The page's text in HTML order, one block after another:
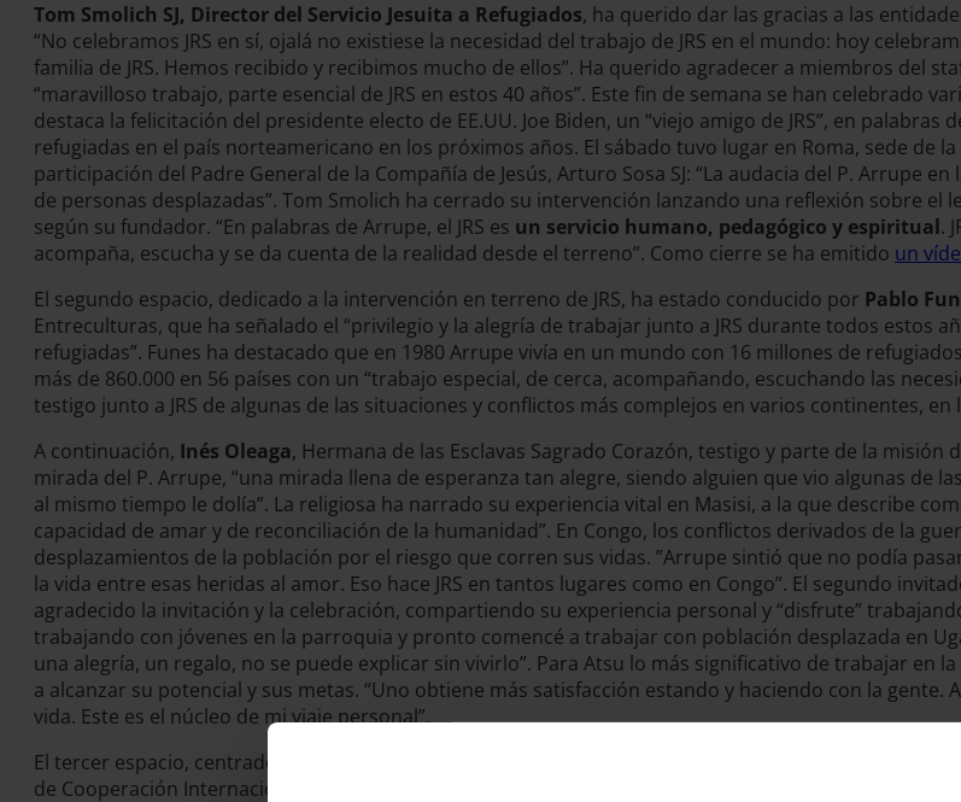
Tom Smolich SJ, Director del Servicio Jesuita a Refugiados, ha querido dar las gracias a las
“No celebramos JRS en sí, ojalá no existiese la necesidad del trabajo de JRS en el mundo: hoy
familia de JRS. Hemos recibido y recibimos mucho de ellos”. Ha querido agradecer a miembros del
“maravilloso trabajo, parte esencial de JRS en estos 40 años”. Este fin de semana se han celebrado
destaca la felicitación del presidente electo de EE.UU. Joe Biden, un “viejo amigo de JRS”, en
refugiadas en el país norteamericano en los próximos años. El sábado tuvo lugar en Roma, sede de
participación del Padre General de la Compañía de Jesús, Arturo Sosa SJ: “La audacia del P. Arrupe
de personas desplazadas”. Tom Smolich ha cerrado su intervención lanzando una reflexión sobre el
según su fundador. “En palabras de Arrupe, el JRS es un servicio humano, pedagógico y espiritual.
acompaña, escucha y se da cuenta de la realidad desde el terreno”. Como cierre se ha emitido un
El segundo espacio, dedicado a la intervención en terreno de JRS, ha estado conducido por Pablo
Entreculturas, que ha señalado el “privilegio y la alegría de trabajar junto a JRS durante todos estos
refugiadas”. Funes ha destacado que en 1980 Arrupe vivía en un mundo con 16 millones de
más de 860.000 en 56 países con un “trabajo especial, de cerca, acompañando, escuchando las
testigo junto a JRS de algunas de las situaciones y conflictos más complejos en varios continentes,
A continuación, Inés Oleaga, Hermana de las Esclavas Sagrado Corazón, testigo y parte de la
mirada del P. Arrupe, “una mirada llena de esperanza tan alegre, siendo alguien que vio algunas de
al mismo tiempo le dolía”. La religiosa ha narrado su experiencia vital en Masisi, a la que describe
capacidad de amar y de reconciliación de la humanidad”. En Congo, los conflictos derivados de la
desplazamientos de la población por el riesgo que corren sus vidas. ”Arrupe sintió que no podía
la vida entre esas heridas al amor. Eso hace JRS en tantos lugares como en Congo”. El segundo
agradecido la invitación y la celebración, compartiendo su experiencia personal y “disfrute”
trabajando con jóvenes en la parroquia y pronto comencé a trabajar con población desplazada en
una alegría, un regalo, no se puede explicar sin vivirlo”. Para Atsu lo más significativo de trabajar en
a alcanzar su potencial y sus metas. “Uno obtiene más satisfacción estando y haciendo con la
vida. Este es el núcleo de mi viaje personal”.
El tercer espacio, centrado en el acento y compromiso en y desde las personas en situación de
de Cooperación Internacional de Alboan, que ha querido dar voz a dos mujeres en dos contextos